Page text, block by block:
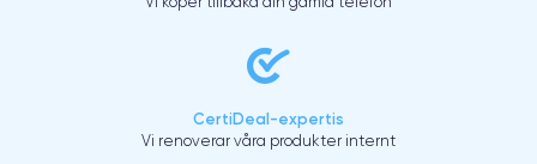
CertiDeal-expertis
Vi renoverar våra produkter internt